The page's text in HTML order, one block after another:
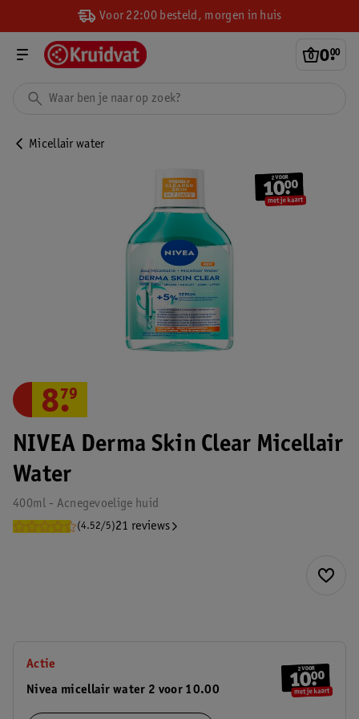
Voor 22:00 besteld, morgen in huis
0.
00
Micellair water
NIVEA Derma Skin Clear Micellair
Water
400ml - Acnegevoelige huid
(4.52/5)21 reviews
8.
79
Actie
Nivea micellair water 2 voor 10.00